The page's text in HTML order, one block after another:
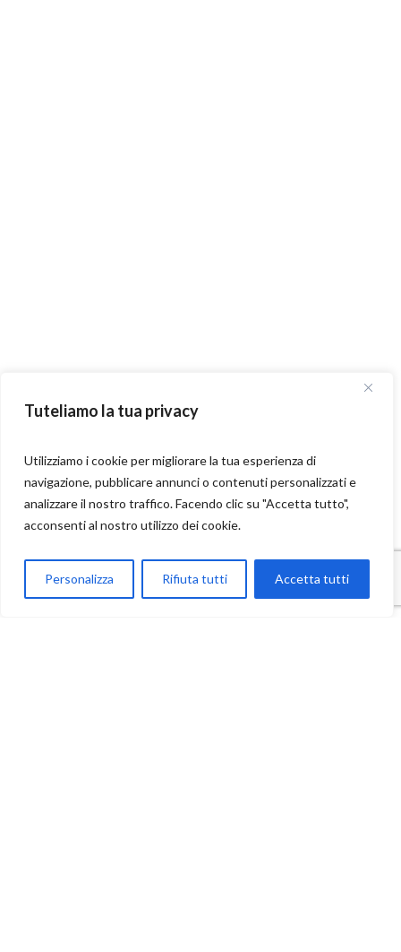
Tuteliamo la tua privacy
Utilizziamo i cookie per migliorare la tua esperienza di
navigazione, pubblicare annunci o contenuti personalizzati e
analizzare il nostro traffico. Facendo clic su "Accetta tutto",
acconsenti al nostro utilizzo dei cookie.
Personalizza Rifiuta tutti Accetta tutti
Parla con Motoexplora
Open chaty